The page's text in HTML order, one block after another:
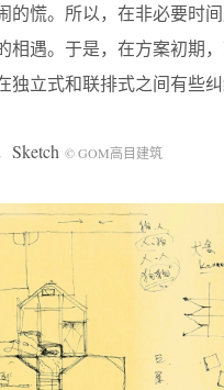
的慌。所以，在非必要时
相遇。于是，在方案初期
独立式和联排式之间有些纠
Sketch © GOM高目建筑